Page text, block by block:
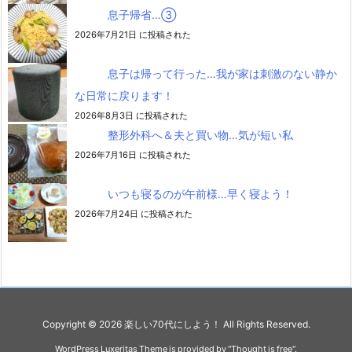
息子帰省…③
2026年7月21日 に投稿された
息子は帰って行った…我が家は刺激のない静か
な日常に戻ります！
2026年8月3日 に投稿された
整形外科へ＆夫と買い物…気が短い私
2026年7月16日 に投稿された
いつも寝るのが午前様…早く寝よう！
2026年7月24日 に投稿された
Copyright © 2026 楽しい70代にしよう！ All Rights Reserved.
WordPress Luxeritas Theme is provided by "Thought is free".